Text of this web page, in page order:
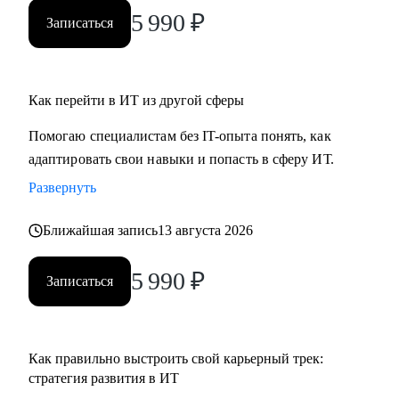
ты новичок и только определяешься с выбором, я проведу
для тебя обзор на самые востребованные профессии в
Записаться 5 990 ₽
Как перейти в ИТ из другой сферы
Помогаю специалистам без IT-опыта понять, как
адаптировать свои навыки и попасть в сферу ИТ.
Развернуть
Ближайшая запись13 августа 2026
Записаться 5 990 ₽
Как правильно выстроить свой карьерный трек:
стратегия развития в ИТ